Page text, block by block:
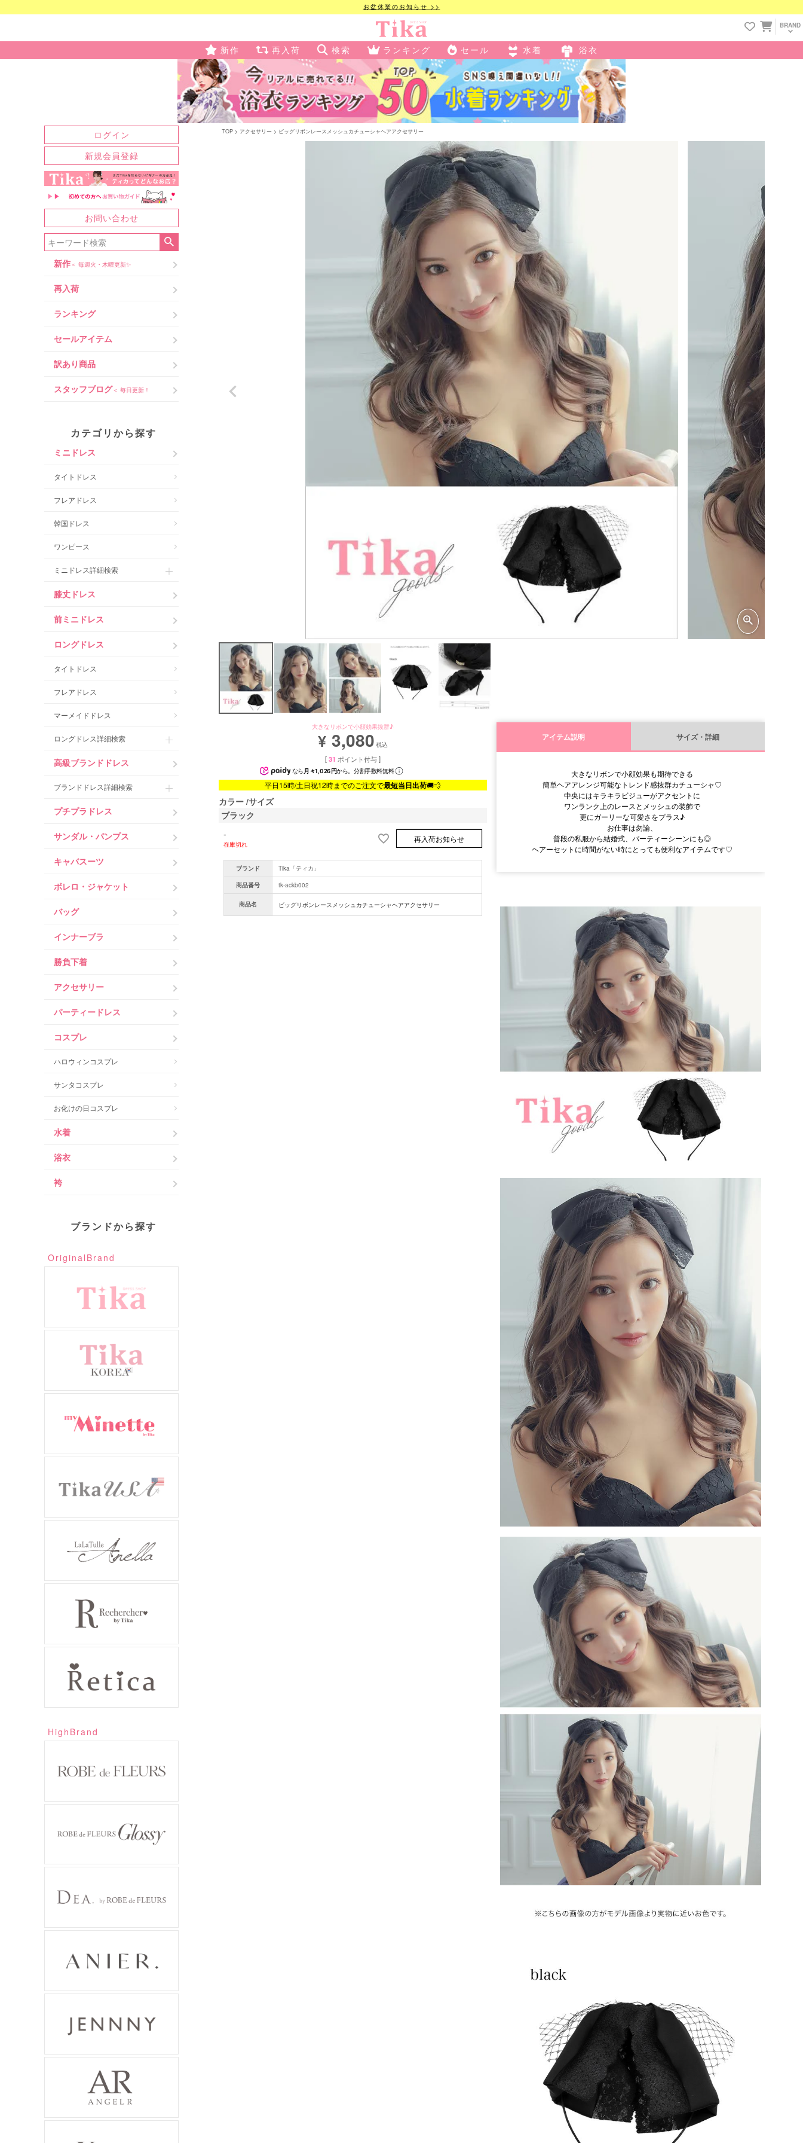
お盆休業のお知らせ >>
BRAND
新作 再入荷 検索 ランキング セール 水着 浴衣
ログイン
新規会員登録
お問い合わせ
新作＜ 毎週火・木曜更新✨
再入荷
ランキング
セールアイテム
訳あり商品
スタッフブログ＜ 毎日更新！
カテゴリから探す
ミニドレス
タイトドレス
フレアドレス
韓国ドレス
ワンピース
ミニドレス詳細検索
膝丈ドレス
前ミニドレス
ロングドレス
タイトドレス
フレアドレス
マーメイドドレス
ロングドレス詳細検索
高級ブランドドレス
ブランドドレス詳細検索
プチプラドレス
サンダル・パンプス
キャバスーツ
ボレロ・ジャケット
バッグ
インナーブラ
勝負下着
アクセサリー
パーティードレス
コスプレ
ハロウィンコスプレ
サンタコスプレ
お化けの日コスプレ
水着
浴衣
袴
ブランドから探す
OriginalBrand
HighBrand
TOP アクセサリー ビッグリボンレースメッシュカチューシャヘアアクセサリー
大きなリボンで小顔効果抜群♪
¥ 3,080 税込
[31 ポイント付与 ]
なら 月々1,026円から。分割手数料無料
平日15時/土日祝12時までのご注文で最短当日出荷🚚💨
カラー サイズ
ブラック
-
在庫切れ
再入荷お知らせ
ブランド
Tika「ティカ」
商品番号
tk-ackb002
商品名 ビッグリボンレースメッシュカチューシャヘアアクセサリー
アイテム説明 サイズ・詳細
大きなリボンで小顔効果も期待できる
簡単ヘアアレンジ可能なトレンド感抜群カチューシャ♡
中央にはキラキラビジューがアクセントに
ワンランク上のレースとメッシュの装飾で
更にガーリーな可愛さをプラス♪
お仕事は勿論、
普段の私服から結婚式、パーティーシーンにも◎
ヘアーセットに時間がない時にとっても便利なアイテムです♡